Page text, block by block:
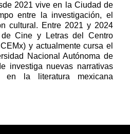
2021 vive en la Ciudad de
entre la investigación, el
cultural. Entre 2021 y 2024
Cine y Letras del Centro
y actualmente cursa el
Nacional Autónoma de
investiga nuevas narrativas
en la literatura mexicana